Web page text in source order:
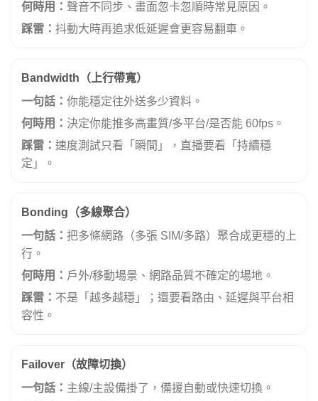
何時用： 聲音不同步、畫面忽卡忽順時常見原因。
踩雷： 抖動大時再追求低延遲會更容易翻車。
Bandwidth（上行帶寬）
一句話： 你能穩定往外送多少資料。
何時用： 決定你能推多高畫質/多平台/是否能 60fps。
踩雷： 速度測試只看「瞬間」，直播要看「持續穩
定」。
Bonding（多線聚合）
一句話： 把多條網路（多張 SIM/多路）聚合成更穩的上
行。
何時用： 戶外/移動場景、網路品質不確定的場地。
踩雷： 不是「越多越穩」；還要看路由、延遲與平台相
容性。
Failover（故障切換）
一句話： 主線/主設備掛了，備援自動或快速切換。